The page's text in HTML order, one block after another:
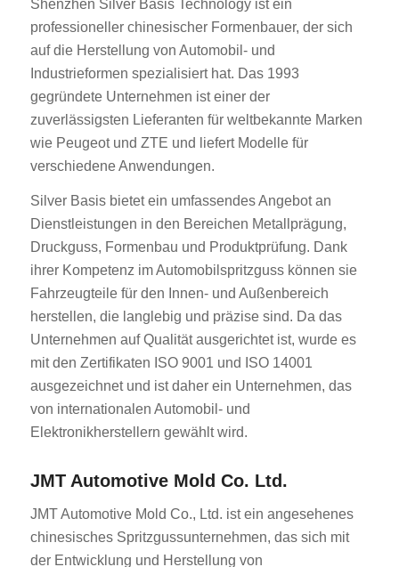
Shenzhen Silver Basis Technology ist ein
professioneller chinesischer Formenbauer, der sich
auf die Herstellung von Automobil- und
Industrieformen spezialisiert hat. Das 1993
gegründete Unternehmen ist einer der
zuverlässigsten Lieferanten für weltbekannte Marken
wie Peugeot und ZTE und liefert Modelle für
verschiedene Anwendungen.
Silver Basis bietet ein umfassendes Angebot an
Dienstleistungen in den Bereichen Metallprägung,
Druckguss, Formenbau und Produktprüfung. Dank
ihrer Kompetenz im Automobilspritzguss können sie
Fahrzeugteile für den Innen- und Außenbereich
herstellen, die langlebig und präzise sind. Da das
Unternehmen auf Qualität ausgerichtet ist, wurde es
mit den Zertifikaten ISO 9001 und ISO 14001
ausgezeichnet und ist daher ein Unternehmen, das
von internationalen Automobil- und
Elektronikherstellern gewählt wird.
JMT Automotive Mold Co. Ltd.
JMT Automotive Mold Co., Ltd. ist ein angesehenes
chinesisches Spritzgussunternehmen, das sich mit
der Entwicklung und Herstellung von